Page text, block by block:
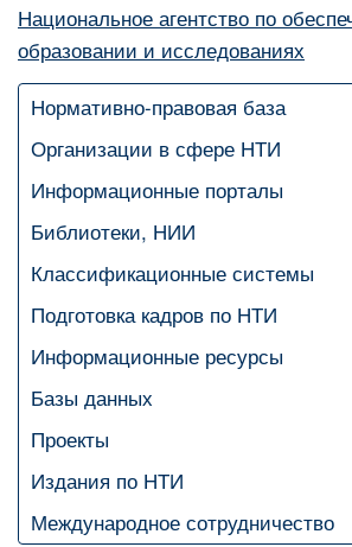
Национальное агентство по
образовании и исследованиях
Нормативно-правовая база
Организации в сфере НТИ
Информационные порталы
Библиотеки, НИИ
Классификационные системы
Подготовка кадров по НТИ
Информационные ресурсы
Базы данных
Проекты
Издания по НТИ
Международное сотрудничество